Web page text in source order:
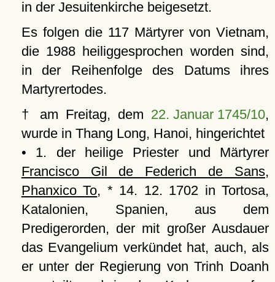
in der Jesuitenkirche beigesetzt.
Es folgen die 117 Märtyrer von Vietnam,
die 1988 heiliggesprochen worden sind,
in der Reihenfolge des Datums ihres
Martyrertodes.
† am Freitag, dem 22. Januar 1745/10,
wurde in Thang Long, Hanoi, hingerichtet
• 1. der heilige Priester und Märtyrer
Francisco Gil de Federich de Sans,
Phanxico To, * 14. 12. 1702 in Tortosa,
Katalonien, Spanien, aus dem
Predigerorden, der mit großer Ausdauer
das Evangelium verkündet hat, auch, als
er unter der Regierung von Trinh Doanh